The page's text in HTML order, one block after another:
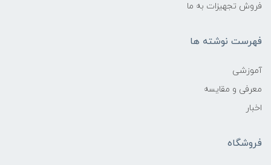
فروش تجهیزات به ما
فهرست نوشته ها
آموزشی
معرفی و مقایسه
اخبار
فروشگاه